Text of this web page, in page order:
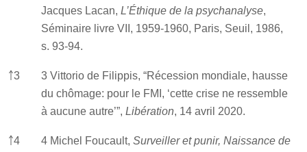
Jacques Lacan, L’Éthique de la psychanalyse,
Séminaire livre VII, 1959-1960, Paris, Seuil, 1986,
s. 93-94.
￪3
3 Vittorio de Filippis, “Récession mondiale, hausse
du chômage: pour le FMI, ‘cette crise ne ressemble
à aucune autre’”, Libération, 14 avril 2020.
￪4 4 Michel Foucault, Surveiller et punir, Naissance de